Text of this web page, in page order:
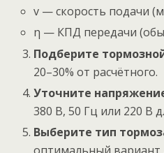
v — скорость подачи
η — КПД передачи
Подберите
20–30% от расчётного.
Уточните
380 В, 50 Гц или 220 В
Выберите тип